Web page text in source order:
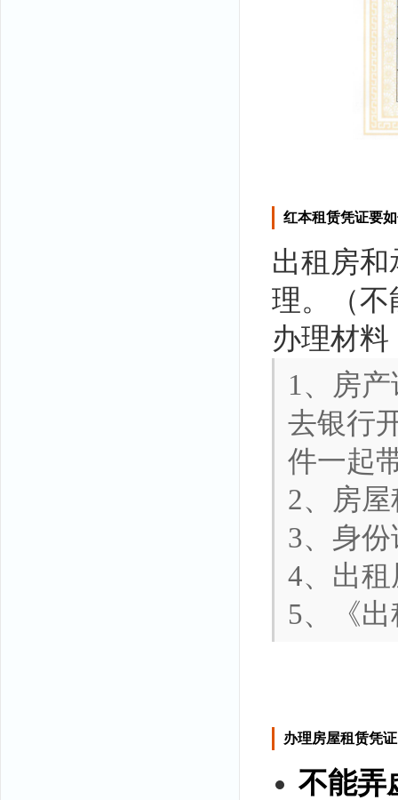
红本租赁凭证要
出租房
理。（不
办理材料
1、房
去银行
件一起
2、房
3、身
4、出
5、《
办理房屋租赁凭
不能弄